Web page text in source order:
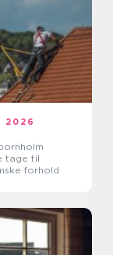
2026
tage til
forhold